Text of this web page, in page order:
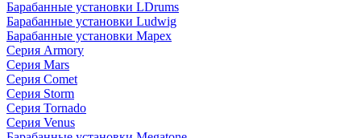
Барабанные установки LDrums
Барабанные установки Ludwig
Барабанные установки Mapex
Серия Armory
Серия Mars
Серия Comet
Серия Storm
Серия Tornado
Серия Venus